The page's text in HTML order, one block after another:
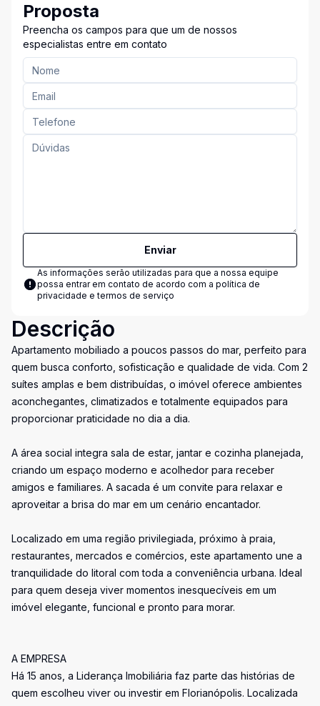
Proposta
Preencha os campos para que um de nossos
especialistas entre em contato
Enviar
As informações serão utilizadas para que a nossa equipe
possa entrar em contato de acordo com a política de
privacidade e termos de serviço
Descrição
Apartamento mobiliado a poucos passos do mar, perfeito para
quem busca conforto, sofisticação e qualidade de vida. Com 2
suítes amplas e bem distribuídas, o imóvel oferece ambientes
aconchegantes, climatizados e totalmente equipados para
proporcionar praticidade no dia a dia.
A área social integra sala de estar, jantar e cozinha planejada,
criando um espaço moderno e acolhedor para receber
amigos e familiares. A sacada é um convite para relaxar e
aproveitar a brisa do mar em um cenário encantador.
Localizado em uma região privilegiada, próximo à praia,
restaurantes, mercados e comércios, este apartamento une a
tranquilidade do litoral com toda a conveniência urbana. Ideal
para quem deseja viver momentos inesquecíveis em um
imóvel elegante, funcional e pronto para morar.
A EMPRESA
Há 15 anos, a Liderança Imobiliária faz parte das histórias de
quem escolheu viver ou investir em Florianópolis. Localizada